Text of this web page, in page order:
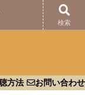
方法 お問い合わせ
検索